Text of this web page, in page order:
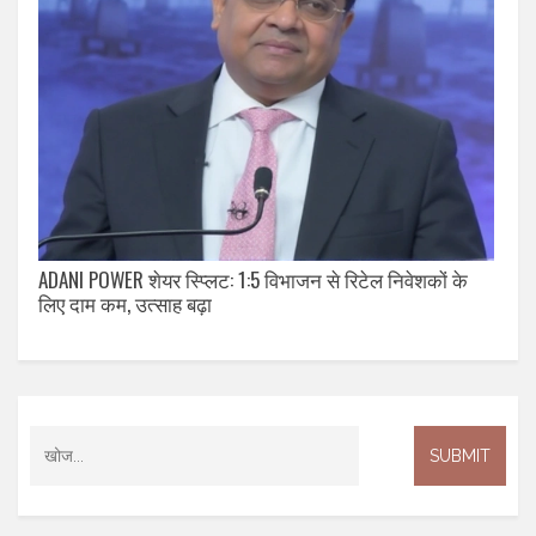
ADANI POWER शेयर स्प्लिट: 1:5 विभाजन से रिटेल निवेशकों के
लिए दाम कम, उत्साह बढ़ा